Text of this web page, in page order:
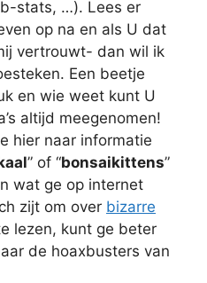
stats, …). Lees er
op na en als U dat
vertrouwt- dan wil ik
Een beetje
en wie weet kunt U
altijd meegenomen!
hier naar informatie
” of “bonsaikittens”
wat ge op internet
zijt om over bizarre
lezen, kunt ge beter
de hoaxbusters van